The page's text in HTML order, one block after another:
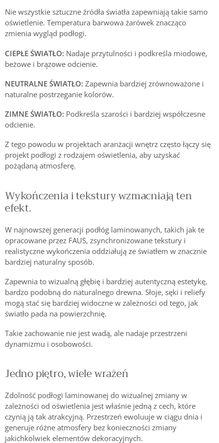
Nie wszystkie sztuczne źródła światła zapewniają takie samo
oświetlenie. Temperatura barwowa żarówek znacząco
zmienia wygląd podłogi.
CIEPŁE ŚWIATŁO: Nadaje przytulności i podkreśla miodowe,
beżowe i brązowe odcienie.
NEUTRALNE ŚWIATŁO: Zapewnia bardziej zrównoważone i
naturalne postrzeganie kolorów.
ZIMNE ŚWIATŁO: Podkreśla szarości i bardziej współczesne
odcienie.
Z tego powodu w projektach aranżacji wnętrz często łączy się
projekt podłogi z rodzajem oświetlenia, aby uzyskać
pożądaną atmosferę.
Wykończenia i tekstury wzmacniają ten
efekt.
W najnowszej generacji podłóg laminowanych, takich jak te
opracowane przez FAUS, zsynchronizowane tekstury i
realistyczne wykończenia oddziałują ze światłem w znacznie
bardziej naturalny sposób.
Zapewnia to wizualną głębię i bardziej autentyczną estetykę,
bardzo podobną do naturalnego drewna. Słoje, sęki i reliefy
mogą stać się bardziej widoczne w zależności od tego, jak
światło pada na powierzchnię.
Takie zachowanie nie jest wadą, ale nadaje przestrzeni
dynamizmu i osobowości.
Jedno piętro, wiele wrażeń
Zdolność podłogi laminowanej do wizualnej zmiany w
zależności od oświetlenia jest właśnie jedną z cech, które
czynią ją tak atrakcyjną. Przestrzeń ewoluuje w ciągu dnia i
generuje różne atmosfery bez konieczności zmiany
jakichkolwiek elementów dekoracyjnych.